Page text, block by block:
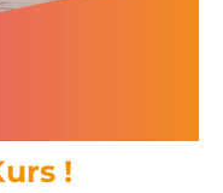
!